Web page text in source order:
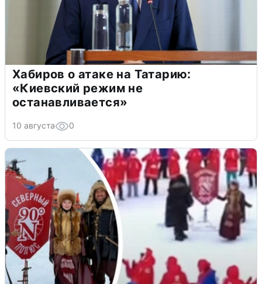
Хабиров о атаке на Татарию:
«Киевский режим не
останавливается»
10 августа 0